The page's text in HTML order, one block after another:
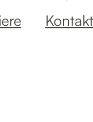
Kontakt